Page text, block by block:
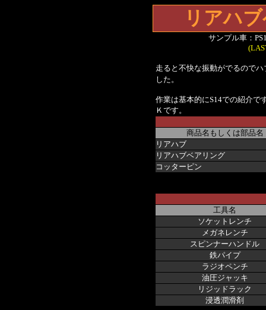
リアハ
サンプル車：
走ると不快な振動がでるので
した。
作業は基本的にS14での紹介で
Ｋです。
商品名もしくは部品名
リアハブ
リアハブベアリング
コッターピン
工具名
ソケットレンチ
メガネレンチ
スピンナーハンドル
鉄パイプ
ラジオペンチ
油圧ジャッキ
リジッドラック
浸透潤滑剤